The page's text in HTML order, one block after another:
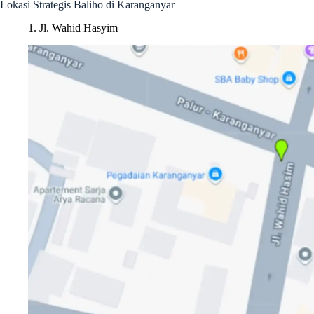
Lokasi Strategis Baliho di Karanganyar
1. Jl. Wahid Hasyim